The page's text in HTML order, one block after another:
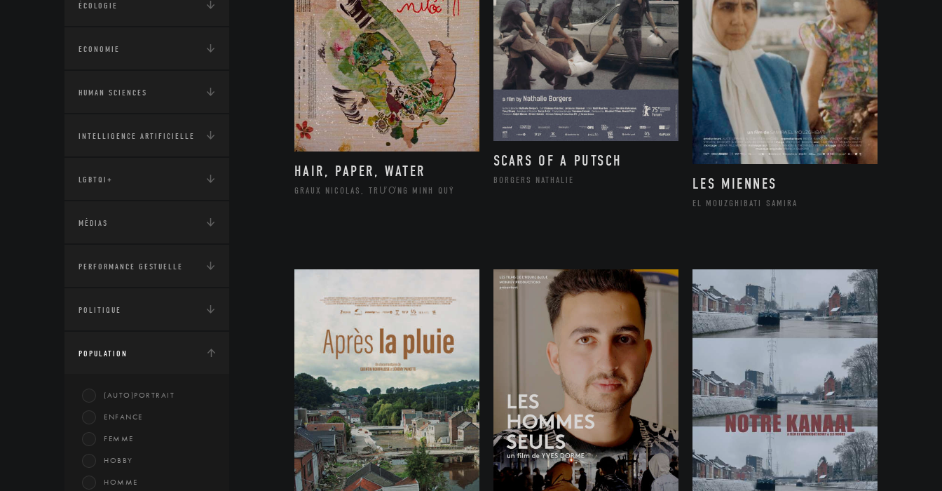
ÉCOLOGIE
ECONOMIE
HUMAN SCIENCES
INTELLIGENCE ARTIFICIELLE
LGBTQI+
MÉDIAS
PERFORMANCE GESTUELLE
POLITIQUE
POPULATION
(AUTO)PORTRAIT
ENFANCE
FEMME
HOBBY
HOMME
HAIR, PAPER, WATER
GRAUX NICOLAS, TRƯƠNG MINH QUÝ
SCARS OF A PUTSCH
BORGERS NATHALIE LES MIENNES
EL MOUZGHIBATI SAMIRA